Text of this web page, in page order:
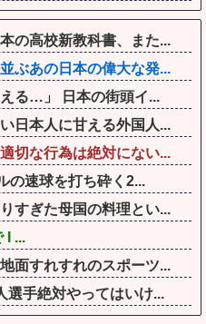
の高校新教科書、また...
ぶあの日本の偉大な発...
る…」 日本の街頭イ...
日本人に甘える外国人...
切な行為は絶対にない...
の速球を打ち砕く2...
すぎた母国の料理とい...
I ...
面すれすれのスポーツ...
選手絶対やってはいけ...